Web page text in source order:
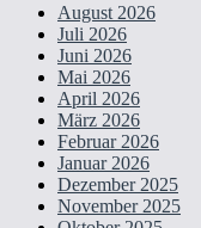
August 2026
Juli 2026
Juni 2026
Mai 2026
April 2026
März 2026
Februar 2026
Januar 2026
Dezember 2025
November 2025